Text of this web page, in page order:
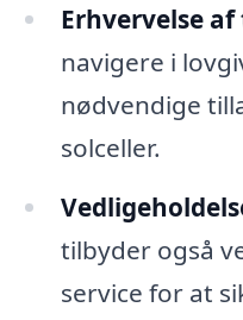
Erhvervelse
navigere i
nødvendige
solceller.
tilbyder også
service for at